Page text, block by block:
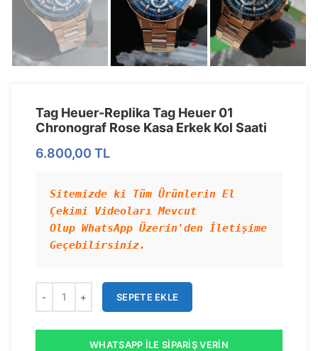
Tag Heuer-Replika Tag Heuer 01
Chronograf Rose Kasa Erkek Kol Saati
6.800,00 TL
Sitemizde ki Tüm Ürünlerin El
Çekimi Videoları Mevcut
Olup WhatsApp Üzerin'den İletişime
Geçebilirsiniz.
SEPETE EKLE
WHATSAPP İLE SIPARIŞ VERIN